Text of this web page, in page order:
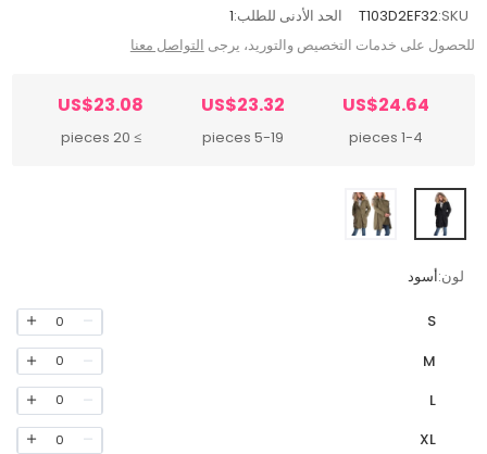
SKU:
T103D2EF32 الحد الأدنى للطلب:1
للحصول على خدمات التخصيص والتوريد، يرجى التواصل معنا
US$24.64
1-4 pieces
US$23.32
5-19 pieces
US$23.08
≥ 20 pieces
لون:أسود
S
0
M
0
L
0
XL
0